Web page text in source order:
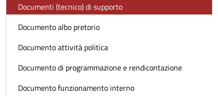
Documenti (tecnico) di supporto
Documento albo pretorio
Documento attività politica
Documento di programmazione e rendicontazione
Documento funzionamento interno